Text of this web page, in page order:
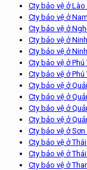
Cty bảo vệ ở Lào
Cty bảo vệ ở
Cty bảo vệ ở
Cty bảo vệ ở
Cty bảo vệ ở
Cty bảo vệ ở Phú
Cty bảo vệ ở Phú
Cty bảo vệ ở
Cty bảo vệ ở
Cty bảo vệ ở
Cty bảo vệ ở
Cty bảo vệ ở Sơn
Cty bảo vệ ở
Cty bảo vệ ở
Cty bảo vệ ở